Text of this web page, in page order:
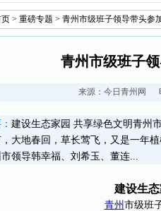
> 重磅专题 > 青州市级班子领导带头参
青州市级班子
来源： 今日青州网
建设生态家园 共享绿色文明青州
大地春回，草长莺飞，又是一年
领导韩幸福、刘希玉、董连...
建设生
青州 市级班